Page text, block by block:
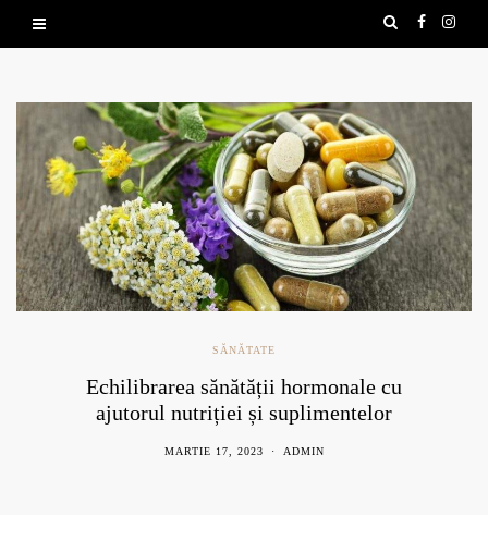
SĂNĂTATE
Echilibrarea sănătății hormonale cu
ajutorul nutriției și suplimentelor
MARTIE 17, 2023 ADMIN